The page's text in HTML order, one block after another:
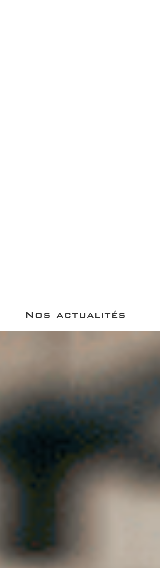
Nos actualités